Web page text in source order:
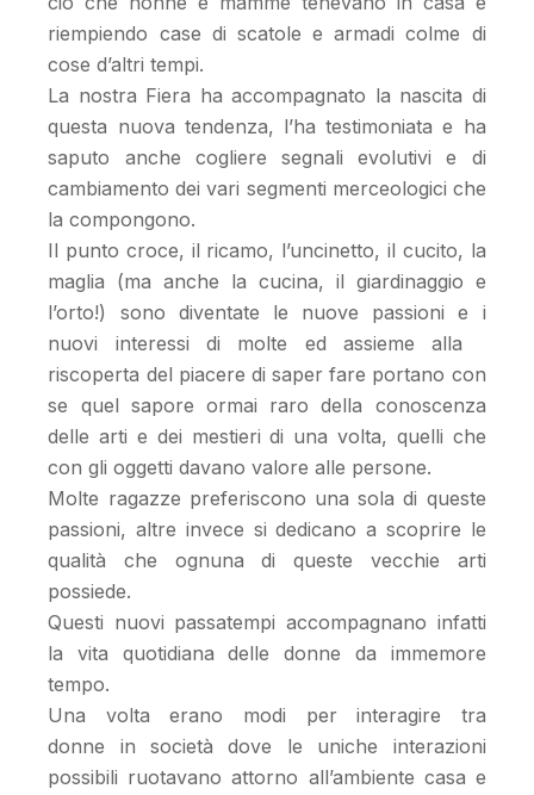
riempiendo case di scatole e armadi colme di
cose d’altri tempi.
La nostra Fiera ha accompagnato la nascita di
questa nuova tendenza, l’ha testimoniata e ha
saputo anche cogliere segnali evolutivi e di
cambiamento dei vari segmenti merceologici che
la compongono.
Il punto croce, il ricamo, l’uncinetto, il cucito, la
maglia (ma anche la cucina, il giardinaggio e
l’orto!) sono diventate le nuove passioni e i
nuovi interessi di molte ed assieme alla
riscoperta del piacere di saper fare portano con
se quel sapore ormai raro della conoscenza
delle arti e dei mestieri di una volta, quelli che
con gli oggetti davano valore alle persone.
Molte ragazze preferiscono una sola di queste
passioni, altre invece si dedicano a scoprire le
qualità che ognuna di queste vecchie arti
possiede.
Questi nuovi passatempi accompagnano infatti
la vita quotidiana delle donne da immemore
tempo.
Una volta erano modi per interagire tra
donne in società dove le uniche interazioni
possibili ruotavano attorno all’ambiente casa e